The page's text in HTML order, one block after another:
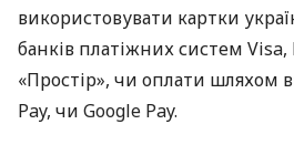
використовувати картки
банків платіжних систем
«Простір», чи оплати шляхом
Pay, чи Google Pay.